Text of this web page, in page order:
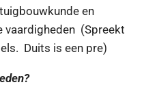
en
vaardigheden (Spreekt
Duits is een pre)